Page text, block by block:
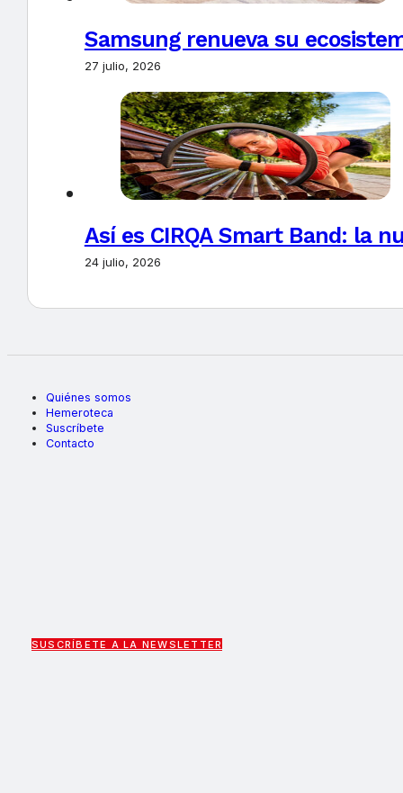
Samsung renueva su
27 julio, 2026
Así es CIRQA Smart Band: la
24 julio, 2026
Quiénes somos
Hemeroteca
Suscríbete
Contacto
SUSCRÍBETE A LA NEWSLETTER